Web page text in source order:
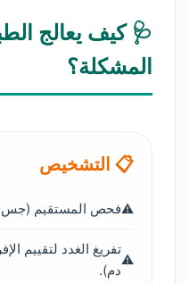
🩺 كيف يعالج
المشكلة؟
📋 التشخيص
فحص المستقيم (جس
تفريغ الغدد لتقييم
دم).